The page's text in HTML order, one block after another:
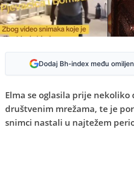
Dodaj Bh-index među
Elma se oglasila prije nekoliko
društvenim mrežama, te je
snimci nastali u najtežem